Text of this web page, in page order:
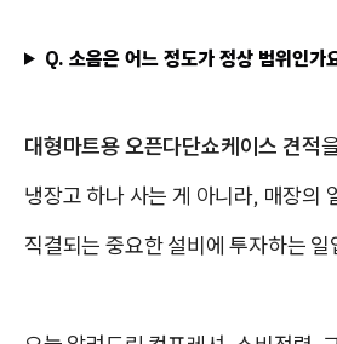
Q. 소음은 어느 정도가 정상 범위인가
대형마트용 오픈다단쇼케이스 견적
냉장고 하나 사는 게 아니라, 매장의
직결되는 중요한 설비에 투자하는 일